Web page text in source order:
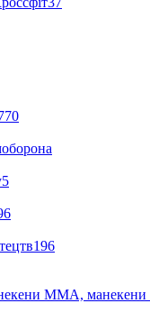
5
196
ММА, манекени